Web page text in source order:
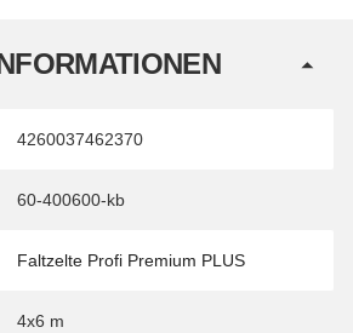
4260037462370
60-400600-kb
Faltzelte Profi Premium PLUS
4x6 m